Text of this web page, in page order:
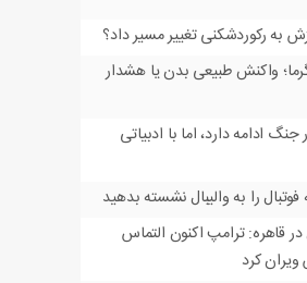
به رکوردشکنی تغییر مسیر داد؟
واکنش طبیعی بدن یا هشدار
ادامه دارد، اما با ادبیاتی
را به والیبال نشسته بدهید
قاهره: ترامپ اکنون التماس
کرد